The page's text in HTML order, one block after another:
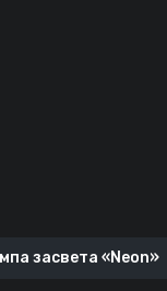
засвета «Neon»